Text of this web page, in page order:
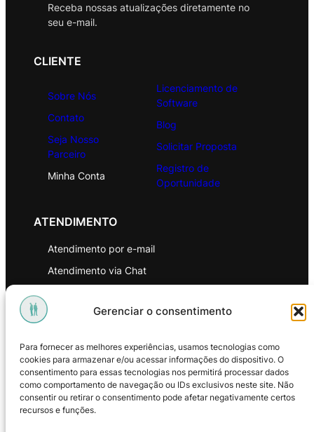
Gerenciar o consentimento
Para fornecer as melhores experiências, usamos tecnologias como
cookies para armazenar e/ou acessar informações do dispositivo. O
consentimento para essas tecnologias nos permitirá processar dados
como comportamento de navegação ou IDs exclusivos neste site. Não
consentir ou retirar o consentimento pode afetar negativamente certos
recursos e funções.
Receba nossas atualizações diretamente no
seu e-mail.
CLIENTE
Sobre Nós
Contato
Seja Nosso
Parceiro
Minha Conta
Licenciamento de
Software
Blog
Solicitar Proposta
Registro de
Oportunidade
ATENDIMENTO
Atendimento por e-mail
Atendimento via Chat
Política de Privacidade
Política de Troca e Devoluções
Política de Reembolso